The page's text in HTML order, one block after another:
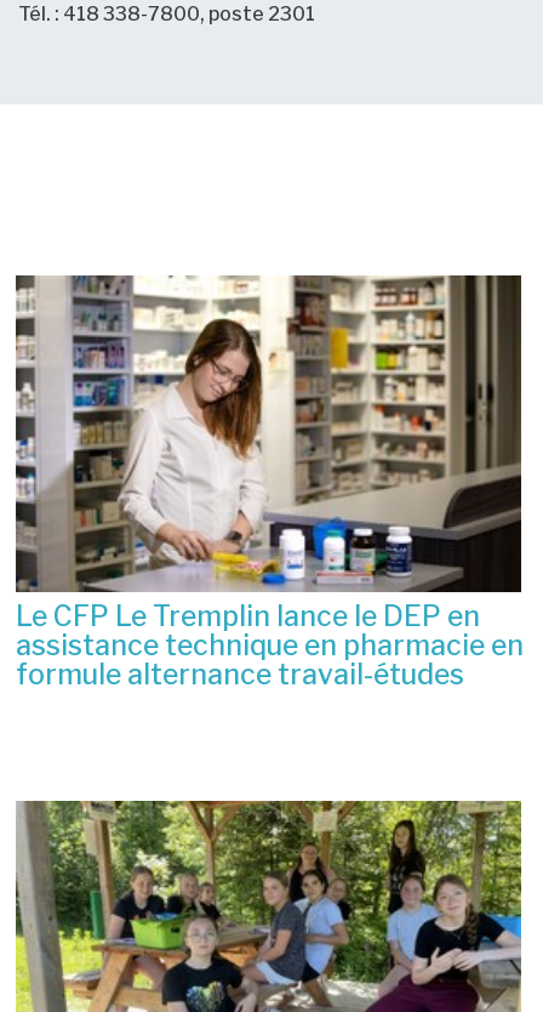
Tél. : 418 338-7800, poste 2301
Le CFP Le Tremplin lance le DEP en
assistance technique en pharmacie en
formule alternance travail-études